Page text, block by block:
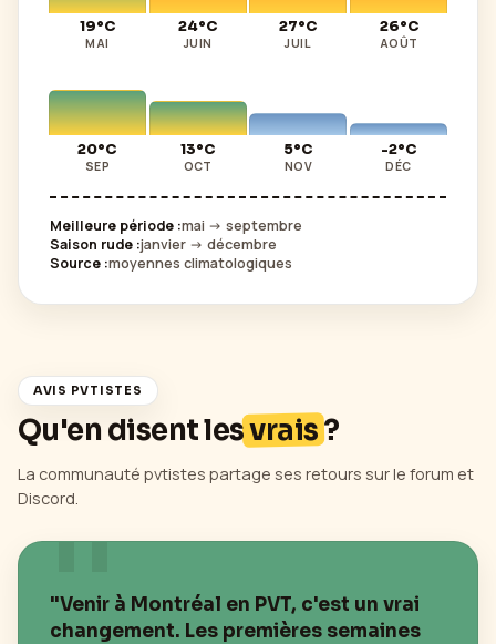
19°C
MAI
24°C
JUIN
27°C
JUIL
26°C
AOÛT
20°C
SEP
13°C
OCT
5°C
NOV
-2°C
DÉC
Meilleure période :mai -> septembre
Saison rude :janvier -> décembre
Source :moyennes climatologiques
AVIS PVTISTES
Qu'en disent lesvrais?
La communauté pvtistes partage ses retours sur le forum et
Discord.
"Venir à Montréal en PVT, c'est un vrai
changement. Les premières semaines